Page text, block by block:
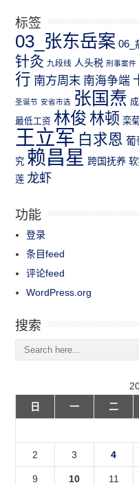
标签
03_张东岳案 06_
针灸 九段线 人头税 刑事案件
行 南方周末 南海争端
圣诞节 安省市选 张国焘
最低工资 林俊 林顿 栾
王立军 白求恩 葡
究 赖昌星 跨国抚养
莲 龙虾
功能
登录
条目feed
评论feed
WordPress.org
搜索
日
一 二
2 3 4
9 10 11